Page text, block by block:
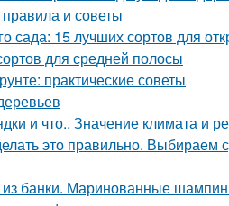
и советы
сада: 15 лучших сортов для
для средней полосы
практические советы
и что.. Значение климата и
это правильно. Выбираем
банки. Маринованные